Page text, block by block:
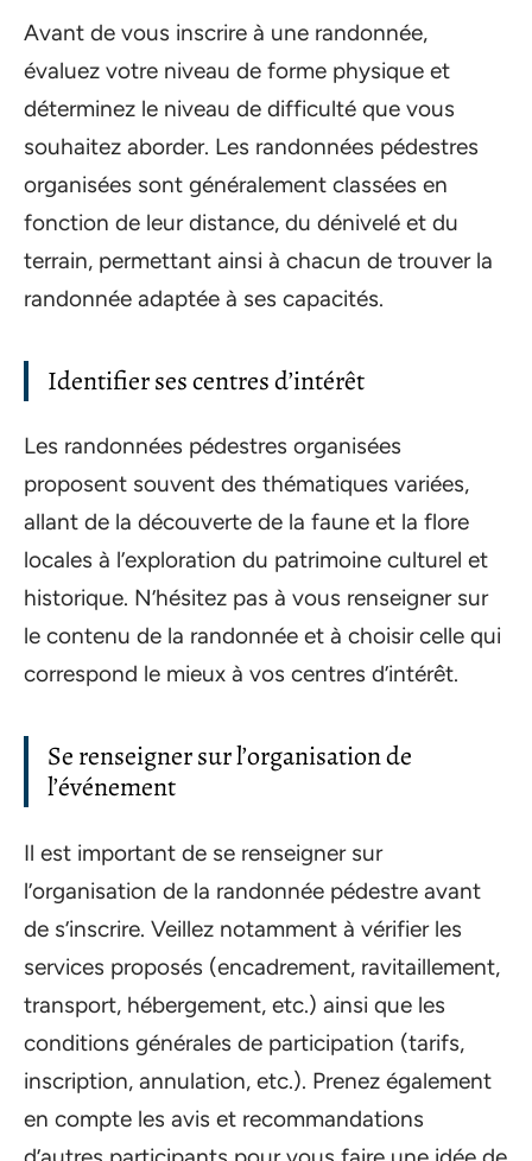
Avant de vous inscrire à une randonnée,
évaluez votre niveau de forme physique et
déterminez le niveau de difficulté que vous
souhaitez aborder. Les randonnées pédestres
organisées sont généralement classées en
fonction de leur distance, du dénivelé et du
terrain, permettant ainsi à chacun de trouver la
randonnée adaptée à ses capacités.
Identifier ses centres d’intérêt
Les randonnées pédestres organisées
proposent souvent des thématiques variées,
allant de la découverte de la faune et la flore
locales à l’exploration du patrimoine culturel et
historique. N’hésitez pas à vous renseigner sur
le contenu de la randonnée et à choisir celle qui
correspond le mieux à vos centres d’intérêt.
Se renseigner sur l’organisation de
l’événement
Il est important de se renseigner sur
l’organisation de la randonnée pédestre avant
de s’inscrire. Veillez notamment à vérifier les
services proposés (encadrement, ravitaillement,
transport, hébergement, etc.) ainsi que les
conditions générales de participation (tarifs,
inscription, annulation, etc.). Prenez également
en compte les avis et recommandations